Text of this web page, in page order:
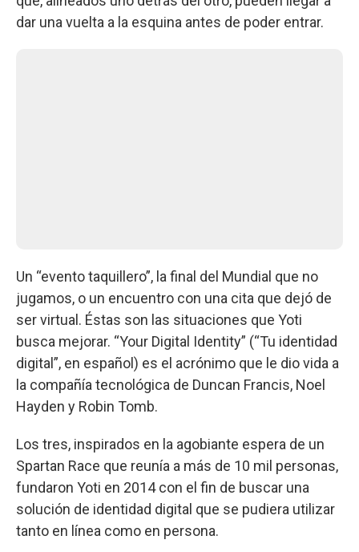
dar una vuelta a la esquina antes de poder entrar.
Un “evento taquillero”, la final del Mundial que no
jugamos, o un encuentro con una cita que dejó de
ser virtual. Éstas son las situaciones que Yoti
busca mejorar. “Your Digital Identity” (“Tu identidad
digital”, en español) es el acrónimo que le dio vida a
la compañía tecnológica de Duncan Francis, Noel
Hayden y Robin Tomb.
Los tres, inspirados en la agobiante espera de un
Spartan Race que reunía a más de 10 mil personas,
fundaron Yoti en 2014 con el fin de buscar una
solución de identidad digital que se pudiera utilizar
tanto en línea como en persona.